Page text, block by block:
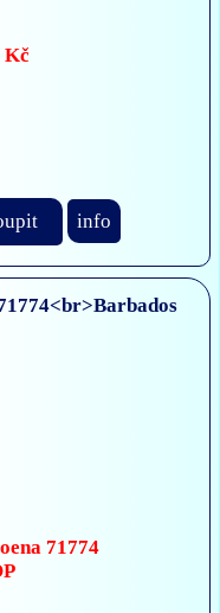
Kč
info
71774